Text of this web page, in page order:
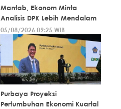
Mantab, Ekonom Minta
Analisis DPK Lebih Mendalam
05/08/2026 09:25 WIB
Purbaya Proyeksi
Pertumbuhan Ekonomi Kuartal